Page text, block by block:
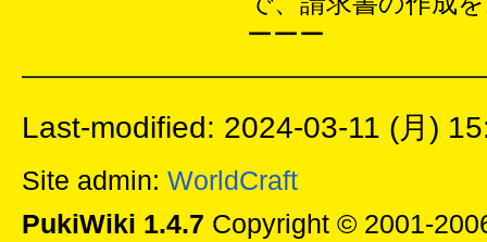
ーーー
Last-modified: 2024-03-11 (月)
Site admin: WorldCraft
PukiWiki 1.4.7 Copyright © 2001-